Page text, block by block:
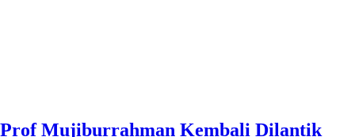
Prof Mujiburrahman Kembali Dilantik